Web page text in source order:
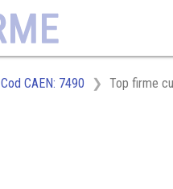
Cod CAEN: 7490 Top firme